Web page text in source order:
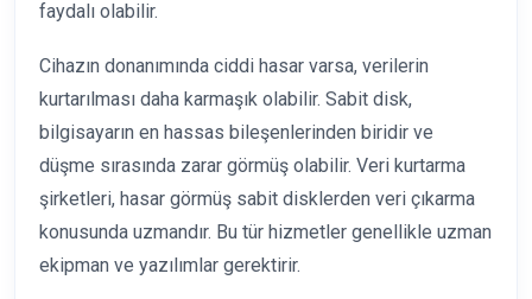
faydalı olabilir.
Cihazın donanımında ciddi hasar varsa, verilerin
kurtarılması daha karmaşık olabilir. Sabit disk,
bilgisayarın en hassas bileşenlerinden biridir ve
düşme sırasında zarar görmüş olabilir. Veri kurtarma
şirketleri, hasar görmüş sabit disklerden veri çıkarma
konusunda uzmandır. Bu tür hizmetler genellikle uzman
ekipman ve yazılımlar gerektirir.